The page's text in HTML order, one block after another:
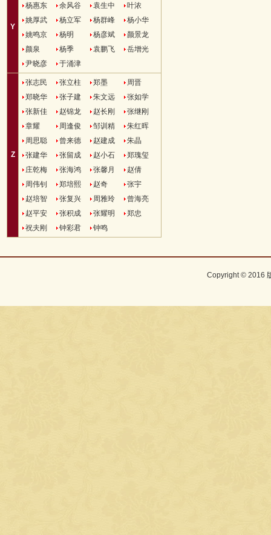
Y
杨惠东
余风谷 袁生中
叶浓
姚厚武
杨立军 杨群峰
杨小华
姚鸣京
杨明 杨彦斌
颜景龙
颜泉
杨季 袁鹏飞
岳增光
尹晓彦
于涌津
Z
张志民 张立柱 郑墨
周晋
郑晓华
张子建 朱文远
张如学
张新佳
赵锦龙 赵长刚
张继刚
章耀
周逢俊 邹训精
朱红晖
周思聪
曾来德 赵建成
朱晶
张建华
张留成 赵小石
郑瑰玺
庄乾梅
张海鸿 张馨月
赵倩
周伟钊
郑培熙 赵奇
张宇
赵培智
张复兴 周雅玲
曾海亮
赵平安
张积成 张耀明
郑忠
祝夫刚
钟彩君 钟鸣
Copyright © 2016